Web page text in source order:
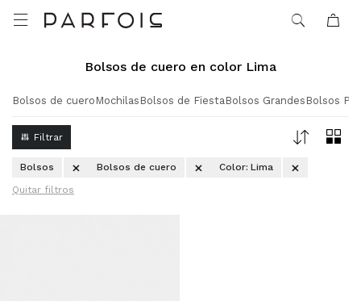

Bolsos de cuero en color Lima
Bolsos de cuero Mochilas Bolsos de FiestaBolsos Grandes Bolsos
Bolsos Bolsos de cuero Color: Lima
Quitar filtros